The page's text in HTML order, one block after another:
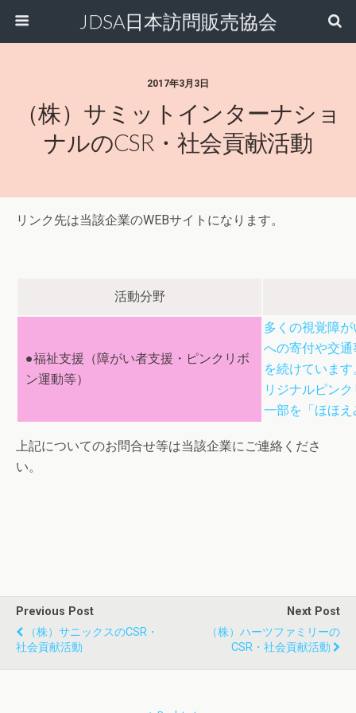
JDSA日本訪問販売協会
2017年3月3日
（株）サミットインターナショ
ナルのCSR・社会貢献活動
リンク先は当該企業のWEBサイトになります。
活動分野
●福祉支援（障がい者支援・ピンクリボ
ン運動等）
多くの視覚障
への寄付や交
を続けていま
リジナルピン
一部を「ほほ
上記についてのお問合せ等は当該企業にご連絡くださ
い。
Previous Post
（株）サニックスのCSR・
社会貢献活動
Next Post
（株）ハーツファミリーの
CSR・社会貢献活動